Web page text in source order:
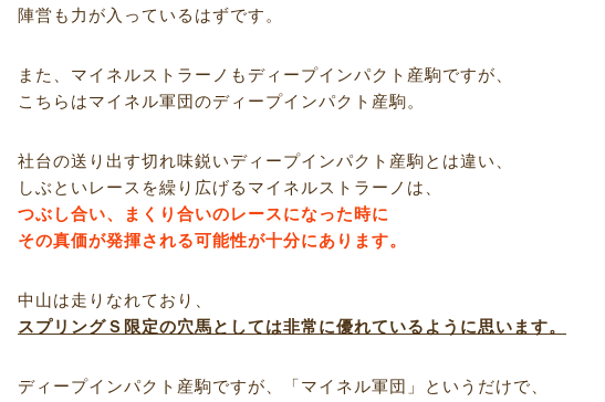
陣営も力が入っているはずです。
また、マイネルストラーノもディープインパクト産駒ですが、
こちらはマイネル軍団のディープインパクト産駒。
社台の送り出す切れ味鋭いディープインパクト産駒とは違い、
しぶといレースを繰り広げるマイネルストラーノは、
つぶし合い、まくり合いのレースになった時に
その真価が発揮される可能性が十分にあります。
中山は走りなれており、
スプリングＳ限定の穴馬としては非常に優れているように思います。
ディープインパクト産駒ですが、「マイネル軍団」というだけで、